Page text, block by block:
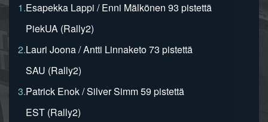
1.Esapekka Lappi / Enni Mälkönen 93 pistettä
PiekUA (Rally2)
2.Lauri Joona / Antti Linnaketo 73 pistettä
SAU (Rally2)
3.Patrick Enok / Silver Simm 59 pistettä
EST (Rally2)